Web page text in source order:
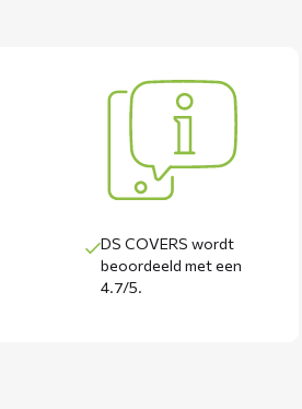
DS COVERS wordt
beoordeeld met een
4.7/5.